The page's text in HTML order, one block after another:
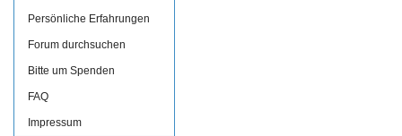
Persönliche Erfahrungen
Forum durchsuchen
Bitte um Spenden
FAQ
Impressum